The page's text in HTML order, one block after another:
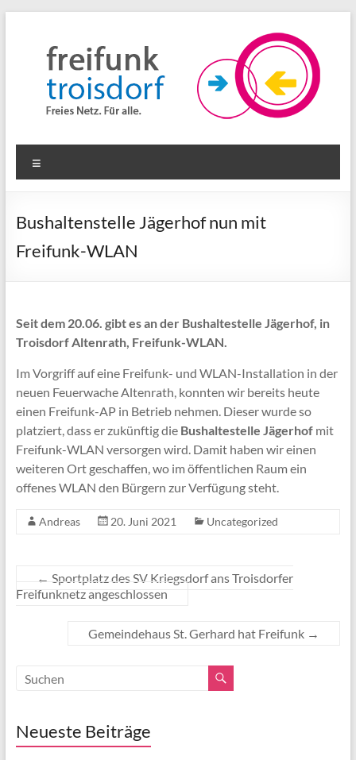
springen
Freifunk
Troisdorf
Netz.
Für
Bushaltenstelle Jägerhof nun mit
Freifunk-WLAN
Seit dem 20.06. gibt es an der Bushaltestelle Jägerhof, in
Troisdorf Altenrath, Freifunk-WLAN.
Im Vorgriff auf eine Freifunk- und WLAN-Installation in der
neuen Feuerwache Altenrath, konnten wir bereits heute
einen Freifunk-AP in Betrieb nehmen. Dieser wurde so
platziert, dass er zukünftig die Bushaltestelle Jägerhofmit
Freifunk-WLAN versorgen wird. Damit haben wir einen
weiteren Ort geschaffen, wo im öffentlichen Raum ein
offenes WLAN den Bürgern zur Verfügung steht.
Andreas 20. Juni 2021 Uncategorized
← Sportplatz des SV Kriegsdorf ans Troisdorfer
Freifunknetz angeschlossen
Gemeindehaus St. Gerhard hat Freifunk →
Neueste Beiträge